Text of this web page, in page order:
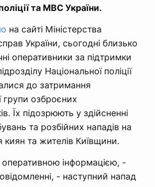
та МВС України.
на сайті Міністерства
України, сьогодні близько
оперативники за підтримки
Національної поліції
до затримання
групи озброєних
Їх підозрюють у здійсненні
та розбійних нападів на
та жителів Київщини.
інформацією, -
- наступний напад